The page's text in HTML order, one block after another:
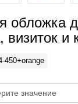
обложка
визиток и
450+orange